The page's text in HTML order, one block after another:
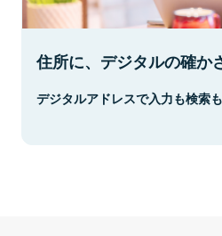
住所に、デジタルの確か
デジタルアドレスで入力も検索も